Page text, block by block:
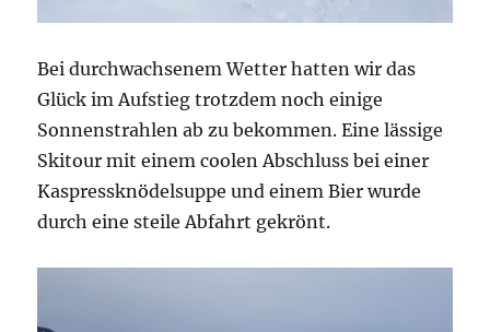
Bei durchwachsenem Wetter hatten wir das
Glück im Aufstieg trotzdem noch einige
Sonnenstrahlen ab zu bekommen. Eine lässige
Skitour mit einem coolen Abschluss bei einer
Kaspressknödelsuppe und einem Bier wurde
durch eine steile Abfahrt gekrönt.